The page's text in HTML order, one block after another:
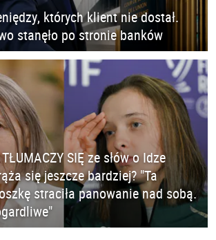
których klient nie dostał.
stanęło po stronie banków
SIĘ ze słów o Idze
się jeszcze bardziej? "Ta
straciła panowanie nad sobą.